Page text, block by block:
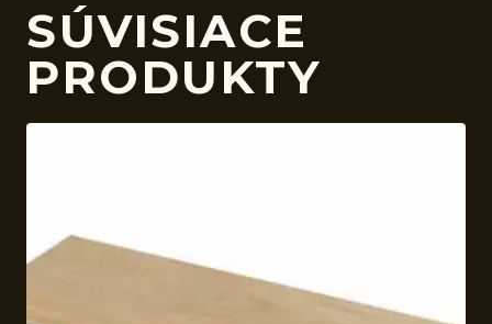
SÚVISIACE
PRODUKTY